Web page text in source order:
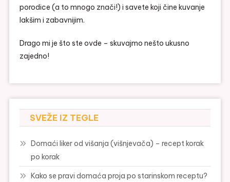
porodice (a to mnogo znači!) i savete koji čine kuvanje
lakšim i zabavnijim.
Drago mi je što ste ovde – skuvajmo nešto ukusno
zajedno!
SVEŽE IZ TEGLE
Domaći liker od višanja (višnjevača) – recept korak
po korak
Kako se pravi domaća proja po starinskom receptu?